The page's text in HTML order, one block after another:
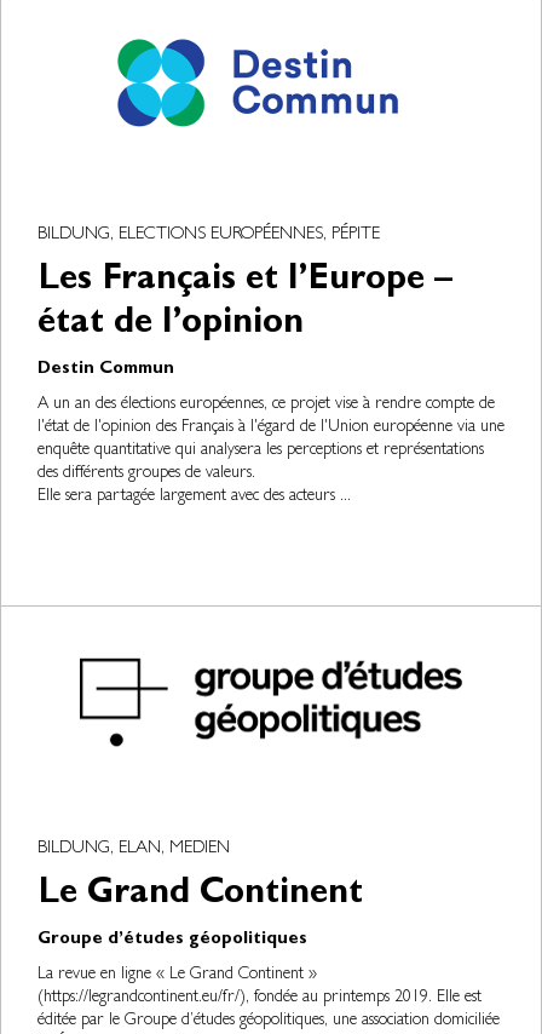
BILDUNG, ELECTIONS EUROPÉENNES, PÉPITE
Les Français et l’Europe –
état de l’opinion
Destin Commun
A un an des élections européennes, ce projet vise à rendre compte de
l'état de l'opinion des Français à l'égard de l'Union européenne via une
enquête quantitative qui analysera les perceptions et représentations
des différents groupes de valeurs.
Elle sera partagée largement avec des acteurs ...
BILDUNG, ELAN, MEDIEN
Le Grand Continent
Groupe d’études géopolitiques
La revue en ligne « Le Grand Continent »
(https://legrandcontinent.eu/fr/), fondée au printemps 2019. Elle est
éditée par le Groupe d’études géopolitiques, une association domiciliée